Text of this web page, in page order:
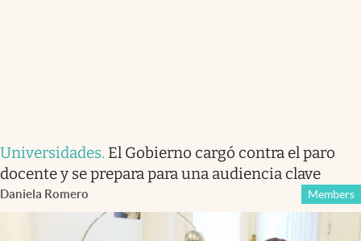
Universidades. El Gobierno cargó contra el paro
docente y se prepara para una audiencia clave
Daniela Romero Members